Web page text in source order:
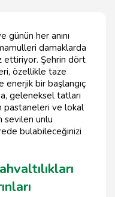
günün her anını
damaklarda
ettiriyor. Şehrin dört
özellikle taze
bir başlangıç
geleneksel tatları
pastaneleri ve lokal
sevilen unlu
bulabileceğinizi